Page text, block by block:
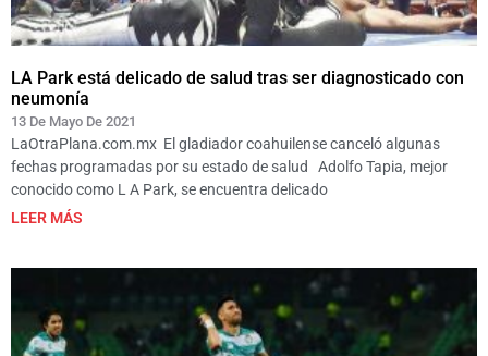
LA Park está delicado de salud tras ser diagnosticado con
neumonía
13 De Mayo De 2021
LaOtraPlana.com.mx El gladiador coahuilense canceló algunas
fechas programadas por su estado de salud Adolfo Tapia, mejor
conocido como L A Park, se encuentra delicado
LEER MÁS